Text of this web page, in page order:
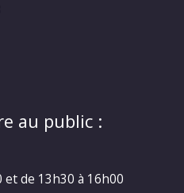
au public :
de 13h30 à 16h00